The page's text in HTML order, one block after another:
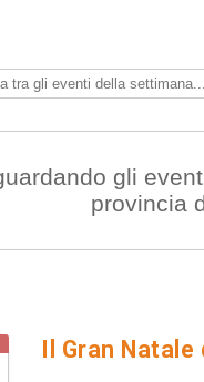
gli
provincia
Il Gran